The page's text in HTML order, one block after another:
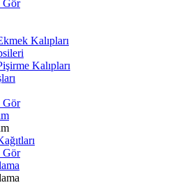
Gör
Kalıpları
Kalıpları
Gör
Gör